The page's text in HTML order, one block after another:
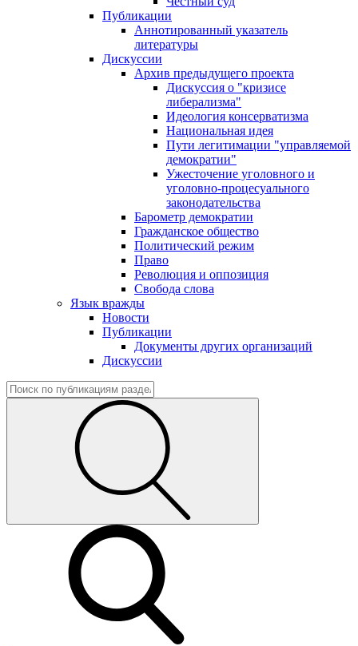
Публикации
Аннотированный указатель
литературы
Дискуссии
Архив предыдущего проекта
Дискуссия о "кризисе
либерализма"
Идеология консерватизма
Национальная идея
Пути легитимации "управляемой
демократии"
Ужесточение уголовного и
уголовно-процесуального
законодательства
Барометр демократии
Гражданское общество
Политический режим
Право
Революция и оппозиция
Свобода слова
Язык вражды
Новости
Публикации
Документы других организаций
Дискуссии